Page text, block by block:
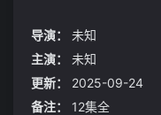
意的吧。”“部长在逃避
刻馆高中保龄球部的少
来属于她们的胜利——
导演：
未知
主演：
未知
更新：
2025-09-24
备注：
12集全